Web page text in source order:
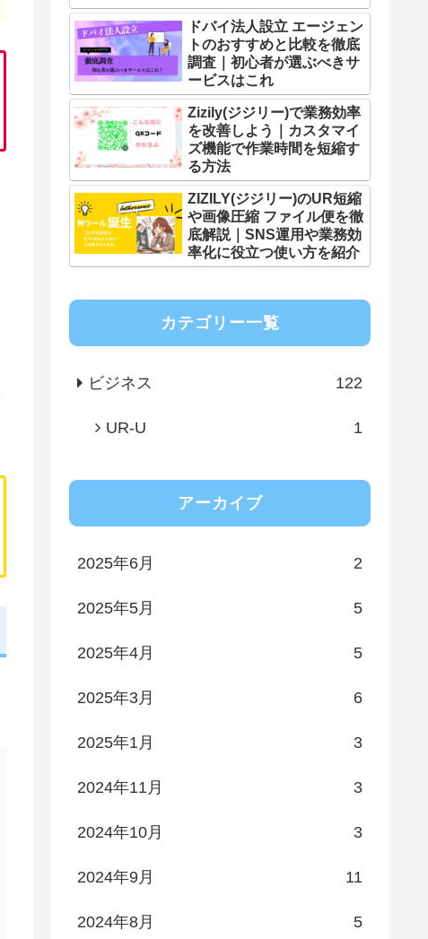
ドバイ法人設立 エージェン
トのおすすめと比較を徹底
調査｜初心者が選ぶべきサ
ービスはこれ
Zizily(ジジリー)で業務効率
を改善しよう｜カスタマイ
ズ機能で作業時間を短縮す
る方法
ZIZILY(ジジリー)のUR短縮
や画像圧縮 ファイル便を徹
底解説｜SNS運用や業務効
率化に役立つ使い方を紹介
カテゴリー一覧
ビジネス 122
UR-U 1
アーカイブ
2025年6月 2
2025年5月 5
2025年4月 5
2025年3月 6
2025年1月 3
2024年11月 3
2024年10月 3
2024年9月 11
2024年8月 5